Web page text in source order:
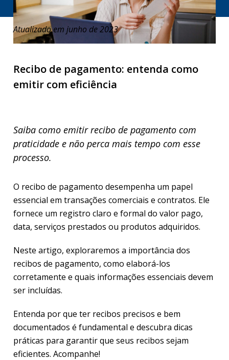
Atualizado em junho de 2023
Recibo de pagamento: entenda como
emitir com eficiência
Saiba como emitir recibo de pagamento com
praticidade e não perca mais tempo com esse
processo.
O recibo de pagamento desempenha um papel
essencial em transações comerciais e contratos. Ele
fornece um registro claro e formal do valor pago,
data, serviços prestados ou produtos adquiridos.
Neste artigo, exploraremos a importância dos
recibos de pagamento, como elaborá-los
corretamente e quais informações essenciais devem
ser incluídas.
Entenda por que ter recibos precisos e bem
documentados é fundamental e descubra dicas
práticas para garantir que seus recibos sejam
eficientes. Acompanhe!